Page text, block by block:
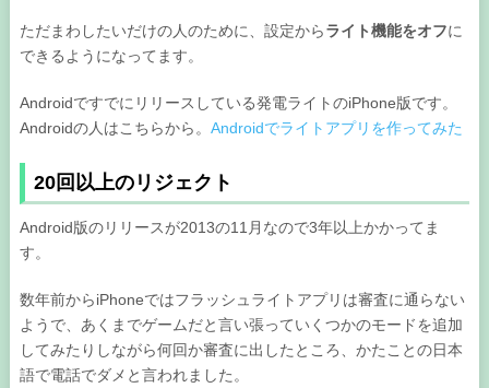
ただまわしたいだけの人のために、設定からライト機能をオフに
できるようになってます。
Androidですでにリリースしている発電ライトのiPhone版です。
Androidの人はこちらから。 Androidでライトアプリを作ってみた
20回以上のリジェクト
Android版のリリースが2013の11月なので3年以上かかってま
す。
数年前からiPhoneではフラッシュライトアプリは審査に通らない
ようで、あくまでゲームだと言い張っていくつかのモードを追加
してみたりしながら何回か審査に出したところ、かたことの日本
語で電話でダメと言われました。